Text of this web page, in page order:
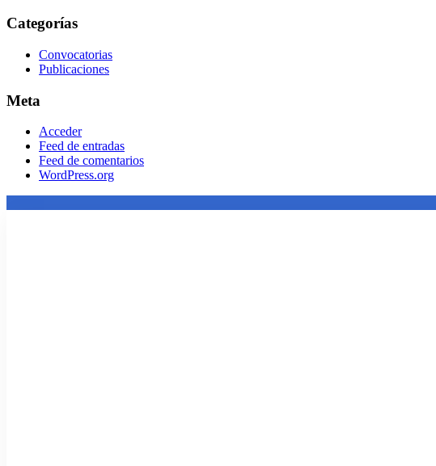
Categorías
Convocatorias
Publicaciones
Meta
Acceder
Feed de entradas
Feed de comentarios
WordPress.org